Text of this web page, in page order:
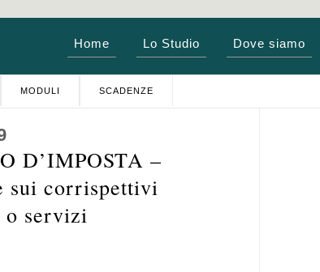
Home Lo Studio Dove siamo
MODULI SCADENZE
D’IMPOSTA –
sui corrispettivi
o servizi